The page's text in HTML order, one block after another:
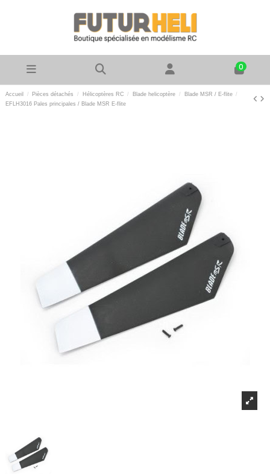
0
Accueil Pièces détachés Hélicoptères RC Blade helicoptère
Blade MSR / E-flite
EFLH3016 Pales principales / Blade MSR E-flite